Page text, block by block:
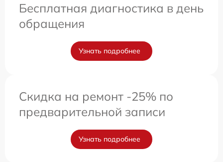
Бесплатная диагностика в день
обращения
Узнать подробнее
Скидка на ремонт -25% по
предварительной записи
Узнать подробнее